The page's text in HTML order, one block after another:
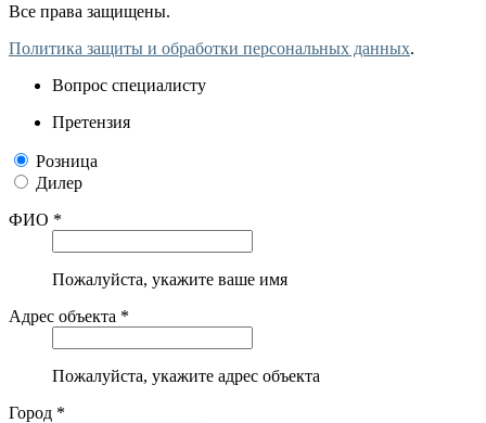
Все права защищены.
Политика защиты и обработки персональных данных.
Вопрос специалисту
Претензия
Розница
Дилер
ФИО *
Пожалуйста, укажите ваше имя
Адрес объекта *
Пожалуйста, укажите адрес объекта
Город *